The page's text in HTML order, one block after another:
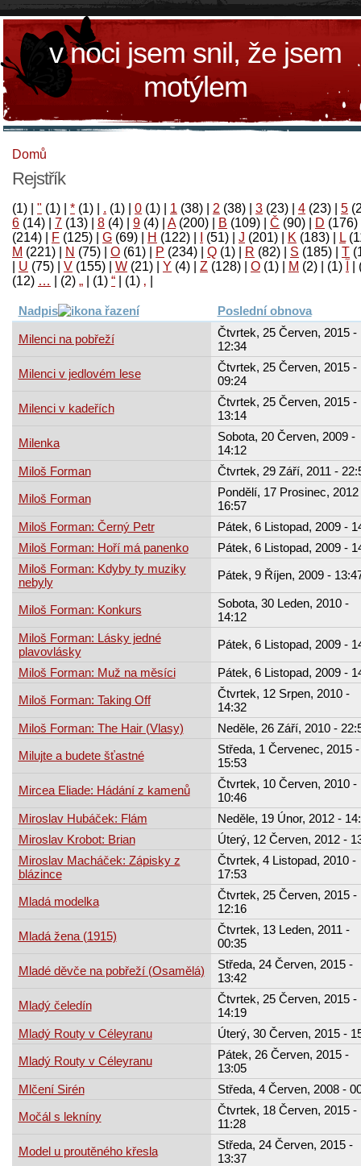
v noci jsem snil, že jsem
motýlem
Domů
Rejstřík
(1) " (1) * (1) . (1) 0 (1) 1 (38) 2 (38) 3 (23) 4 (23) 5
6 (14) 7 (13) 8 (4) 9 (4) A(200) B (109) Č (90) D (176)
(214)
F (125) G (69) H (122) (51) J (201) K (183) L
M (221) N (75) O (61) P (234) Q (1) R (82) S (185) T
U (75) V (155) W (21) Y (4) Z (128) Ο (1) М (2)
(1)
‚
(1)
“
(1)
„
(2)
…
(12)
Nadpis Poslední obnova
Milenci na pobřeží
Čtvrtek, 25 Červen, 2015 -
12:34
Milenci v jedlovém lese
Čtvrtek, 25 Červen, 2015 -
09:24
Milenci v kadeřích
Čtvrtek, 25 Červen, 2015 -
13:14
Milenka
Sobota, 20 Červen, 2009 -
14:12
Miloš Forman
Čtvrtek, 29 Září, 2011 -
Miloš Forman
Pondělí, 17 Prosinec, 2012
16:57
Miloš Forman: Černý Petr
Pátek, 6 Listopad, 2009 -
Miloš Forman: Hoří má panenko
Pátek, 6 Listopad, 2009 -
Miloš Forman: Kdyby ty muziky
nebyly
Pátek, 9 Říjen, 2009 -
Miloš Forman: Konkurs
Sobota, 30 Leden, 2010 -
14:12
Miloš Forman: Lásky jedné
plavovlásky
Pátek, 6 Listopad, 2009 -
Miloš Forman: Muž na měsíci
Pátek, 6 Listopad, 2009 -
Miloš Forman: Taking Off
Čtvrtek, 12 Srpen, 2010 -
14:32
Miloš Forman: The Hair (Vlasy)
Neděle, 26 Září, 2010 -
Milujte a budete šťastné
Středa, 1 Červenec, 2015 -
15:53
Mircea Eliade: Hádání z kamenů
Čtvrtek, 10 Červen, 2010 -
10:46
Miroslav Hubáček: Flám
Neděle, 19 Únor, 2012 -
Miroslav Krobot: Brian
Úterý, 12 Červen, 2012 -
Miroslav Macháček: Zápisky z
blázince
Čtvrtek, 4 Listopad, 2010 -
17:53
Mladá modelka
Čtvrtek, 25 Červen, 2015 -
12:16
Mladá žena (1915)
Čtvrtek, 13 Leden, 2011 -
00:35
Mladé děvče na pobřeží (Osamělá)
Středa, 24 Červen, 2015 -
13:42
Mladý čeledín
Čtvrtek, 25 Červen, 2015 -
14:19
Mladý Routy v Céleyranu
Úterý, 30 Červen, 2015 -
Mladý Routy v Céleyranu
Pátek, 26 Červen, 2015 -
13:05
Mlčení Sirén
Středa, 4 Červen, 2008 -
Močál s lekníny
Čtvrtek, 18 Červen, 2015 -
11:28
Model u proutěného křesla
Středa, 24 Červen, 2015 -
13:37